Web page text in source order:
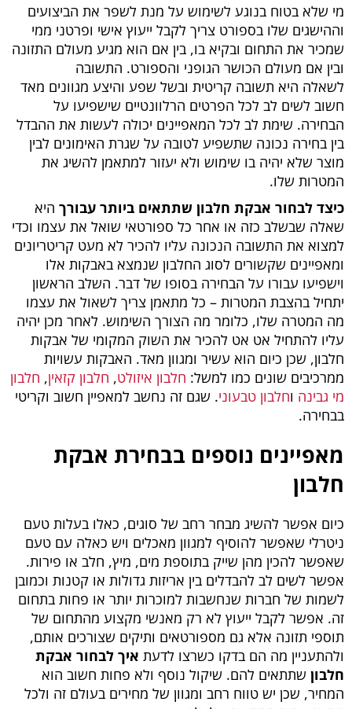
מי שלא בטוח בנוגע לשימוש על מנת לשפר את הביצועים
וההישגים שלו בספורט צריך לקבל ייעוץ אישי ופרטני ממי
שמכיר את התחום ובקיא בו, בין אם הוא מגיע מעולם התזונה
ובין אם מעולם הכושר הגופני והספורט. התשובה
לשאלה היא תשובה קריטית ובשל שפע והיצע מגוונים מאד
חשוב לשים לב לכל הפרטים הרלוונטיים שישפיעו על
הבחירה. שימת לב לכל המאפיינים יכולה לעשות את ההבדל
בין בחירה נכונה שתשפיע לטובה על שגרת האימונים לבין
מוצר שלא יהיה בו שימוש ולא יעזור למתאמן להשיג את
המטרות שלו.
כיצד לבחור אבקת חלבון שתתאים ביותר עבורך היא
שאלה שבשלב כזה או אחר כל ספורטאי שואל את עצמו וכדי
למצוא את התשובה הנכונה עליו להכיר לא מעט קריטריונים
ומאפיינים שקשורים לסוג החלבון שנמצא באבקות אלו
וישפיעו עבורו על הבחירה בסופו של דבר. השלב הראשון
יתחיל בהצבת המטרות – כל מתאמן צריך לשאול את עצמו
מה המטרה שלו, כלומר מה הצורך השימוש. לאחר מכן יהיה
עליו להתחיל אט אט להכיר את השוק המקומי של אבקות
חלבון, שכן כיום הוא עשיר ומגוון מאד. האבקות עשויות
ממרכיבים שונים כמו למשל: חלבון איזולט, חלבון קזאין, חלבון
מי גבינה וחלבון טבעוני. שגם זה נחשב למאפיין חשוב וקריטי
בבחירה.
מאפיינים נוספים בבחירת אבקת
חלבון
כיום אפשר להשיג מבחר רחב של סוגים, כאלו בעלות טעם
ניטרלי שאפשר להוסיף למגוון מאכלים ויש כאלה עם טעם
שאפשר להכין מהן שייק בתוספת מים, מיץ, חלב או פירות.
אפשר לשים לב להבדלים בין אריזות גדולות או קטנות וכמובן
לשמות של חברות שנחשבות למוכרות יותר או פחות בתחום
זה. אפשר לקבל ייעוץ לא רק מאנשי מקצוע מהתחום של
תוספי תזונה אלא גם מספורטאים ותיקים שצורכים אותם,
ולהתעניין מה הם בדקו כשרצו לדעת איך לבחור אבקת
חלבון שתתאים להם. שיקול נוסף ולא פחות חשוב הוא
המחיר, שכן יש טווח רחב ומגוון של מחירים בעולם זה ולכל